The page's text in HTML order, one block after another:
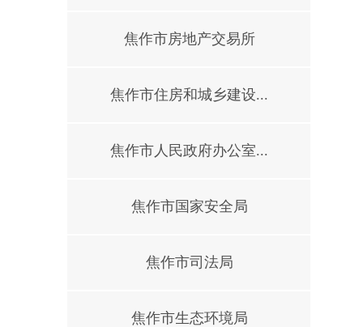
焦作市房地产交易所
焦作市住房和城乡建设...
焦作市人民政府办公室...
焦作市国家安全局
焦作市司法局
焦作市生态环境局